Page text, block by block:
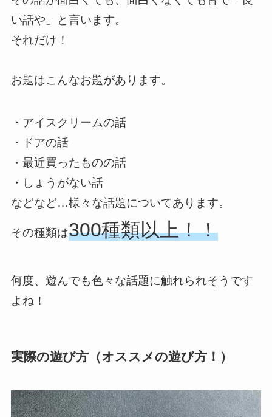
い話や」と言います。
それだけ！
お題はこんなお題があります。
・アイスクリームの話
・ドアの話
・最近買ったものの話
・しょうがない話
などなど…様々な話題についてあります。
その種類は300種類以上！！
何度、遊んでも色々な話題に触れられそうです
よね！
実際の遊び方（オススメの遊び方！）